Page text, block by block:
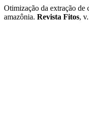
Otimização da extração
amazônia. Revista Fitos,